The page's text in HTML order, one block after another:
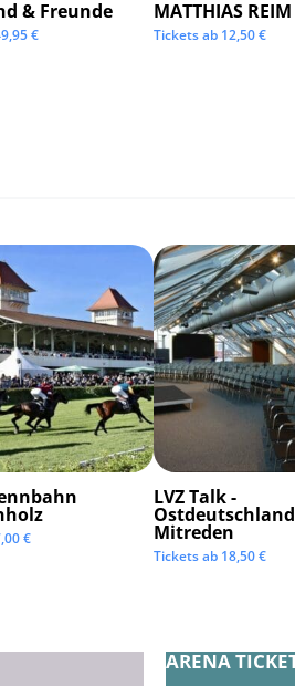
& Freunde
€
MATTHIAS REIM
Tickets ab 12,50€
€
LVZ Talk -
Mitreden
Tickets ab 18,50€
ARENA